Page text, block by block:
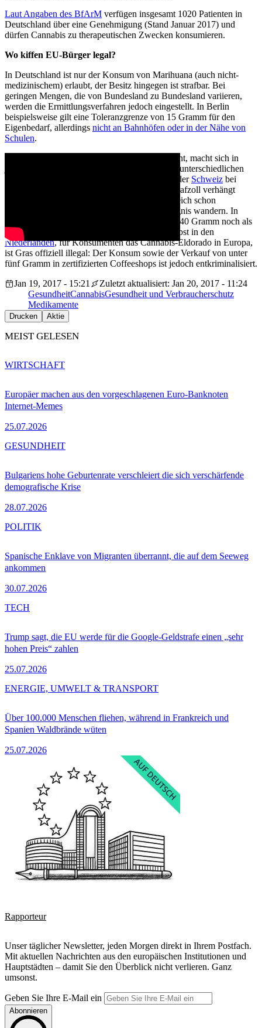
Laut Angaben des BfArM verfügen insgesamt 1020 Patienten in
Deutschland über eine Genehmigung (Stand Januar 2017) und
dürfen Cannabis zu therapeutischen Zwecken konsumieren.
Wo kiffen EU-Bürger legal?
In Deutschland ist nur der Konsum von Marihuana (auch nicht-
medizinischem) erlaubt, der Besitz hingegen ist strafbar. Bei
geringen Mengen, die von Bundesland zu Bundesland variieren,
werden die Ermittlungsverfahren jedoch eingestellt. In Berlin
beispielsweise gilt eine Toleranzgrenze von 15 Gramm für den
Eigenbedarf, allerdings nicht an Bahnhöfen oder in der Nähe von
Schulen.
Wer aus reinem Genuss die grünen Blüten raucht, macht sich in
jedem europäischen Land strafbar – jedoch mit unterschiedlichen
Konsequenzen: Während in Slowenien und in der Schweiz bei
geringen Menschen die Exekutive nur einen Strafzoll verhängt
), können in Österreich schon
Gelegenheitskiffer für sechs Monate ins Gefängnis wandern. In
Spanien wiederum werten die Behörden bis zu 40 Gramm noch als
Eigenbedarf, der nicht weiter verfolgt wird. Selbst in den
Niederlanden, für Konsumenten das Cannabis-Eldorado in Europa,
ist Gras offiziell illegal: Der Konsum sowie der Verkauf von unter
fünf Gramm in zertifizierten Coffeeshops ist jedoch entkriminalisiert.
Jan 19, 2017 - 15:21
Zuletzt aktualisiert: Jan 20, 2017 - 11:24
GesundheitCannabisGesundheit und Verbraucherschutz
Medikamente
Drucken Aktie
MEIST GELESEN
Europäer machen aus den vorgeschlagenen Euro-Banknoten
Internet-Memes
25.07.2026
WIRTSCHAFT
Bulgariens hohe Geburtenrate verschleiert die sich verschärfende
demografische Krise
28.07.2026
GESUNDHEIT
Spanische Enklave von Migranten überrannt, die auf dem Seeweg
ankommen
30.07.2026
POLITIK
Trump sagt, die EU werde für die Google-Geldstrafe einen „sehr
hohen Preis“ zahlen
25.07.2026
TECH
Über 100.000 Menschen fliehen, während in Frankreich und
Spanien Waldbrände wüten
25.07.2026
ENERGIE, UMWELT & TRANSPORT
Rapporteur
Unser täglicher Newsletter, jeden Morgen direkt in Ihrem Postfach.
Mit aktuellen Nachrichten aus den europäischen Institutionen und
Hauptstädten – damit Sie den Überblick nicht verlieren. Ganz
umsonst.
Geben Sie Ihre E-Mail ein
Abonnieren